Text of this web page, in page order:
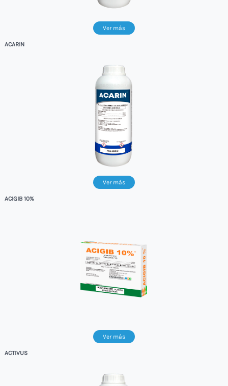
Ver más
ACARIN
Ver más
ACIGIB 10%
Ver más
ACTIVUS